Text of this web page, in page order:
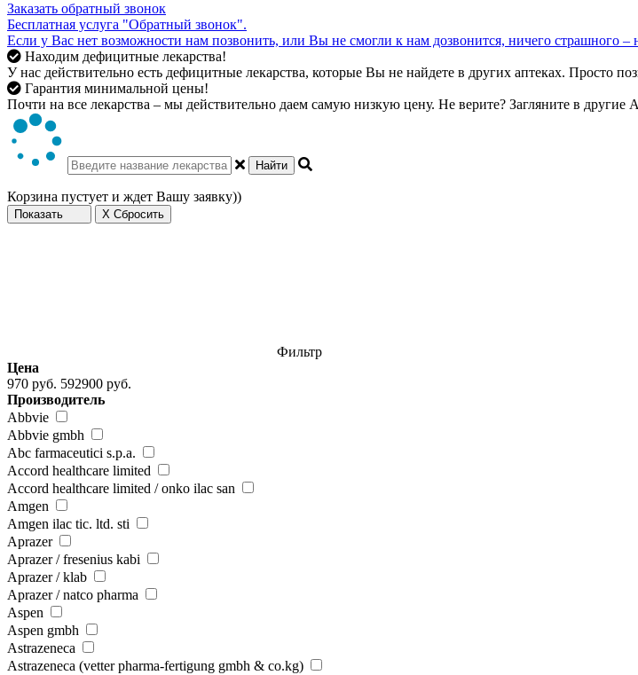
Заказать обратный звонок
Бесплатная услуга "Обратный звонок".
Если у Вас нет возможности нам позвонить, или Вы не смогли к нам дозвонится, ничего страшного –
Находим дефицитные лекарства!
У нас действительно есть дефицитные лекарства, которые Вы не найдете в других аптеках. Просто
Гарантия минимальной цены!
Почти на все лекарства – мы действительно даем самую низкую цену. Не верите? Загляните в другие
Найти
Корзина пустует и ждет Вашу заявку))
Показать X Сбросить
Фильтр
Цена
970 руб. 592900 руб.
Производитель
Abbvie
Abbvie gmbh
Abc farmaceutici s.p.a.
Accord healthcare limited
Accord healthcare limited / onko ilac san
Amgen
Amgen ilac tic. ltd. sti
Aprazer
Aprazer / fresenius kabi
Aprazer / klab
Aprazer / natco pharma
Aspen
Aspen gmbh
Astrazeneca
Astrazeneca (vetter pharma-fertigung gmbh & co.kg)